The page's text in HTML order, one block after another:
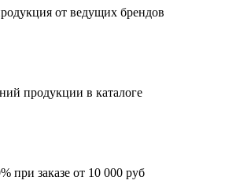
от ведущих брендов
продукции в каталоге
при заказе от 10 000 руб